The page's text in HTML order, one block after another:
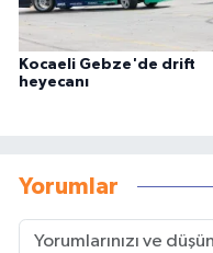
Kocaeli Gebze'de drift
heyecanı
Yorumlar